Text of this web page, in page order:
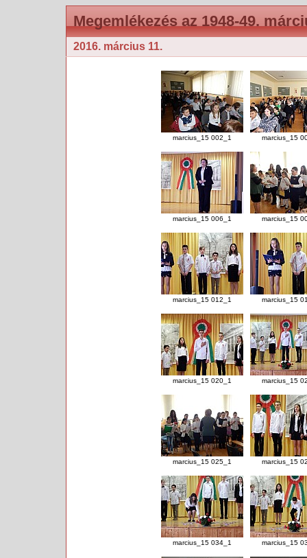
Megemlékezés az 1948-49.
2016. március 11.
marcius_15 002_1 marcius_15
marcius_15 006_1 marcius_15
marcius_15 012_1 marcius_15
marcius_15 020_1 marcius_15
marcius_15 025_1 marcius_15
marcius_15 034_1 marcius_15